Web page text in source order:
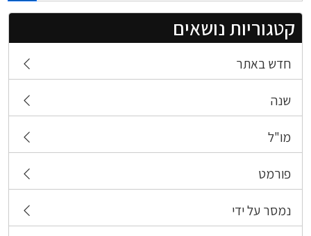
קטגוריות נושאים
חדש באתר
שנה
מו"ל
פורמט
נמסר על ידי